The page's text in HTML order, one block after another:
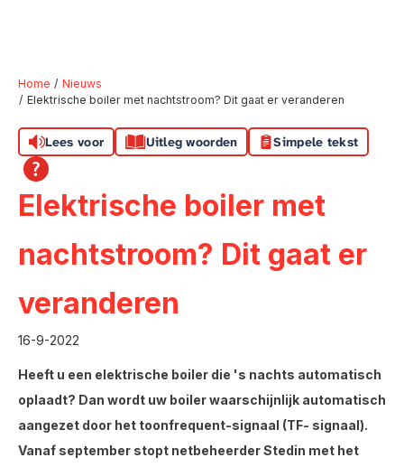
Naar hoofdinhoud
Naar hoofdnavigatiemenu
Naar zoeken
Home
Nieuws
Elektrische boiler met nachtstroom? Dit gaat er veranderen
Lees voor Uitleg woorden Simpele tekst
Elektrische boiler met
nachtstroom? Dit gaat er
veranderen
16-9-2022
Heeft u een elektrische boiler die 's nachts automatisch
oplaadt? Dan wordt uw boiler waarschijnlijk automatisch
aangezet door het toonfrequent-signaal (TF- signaal).
Vanaf september stopt netbeheerder Stedin met het